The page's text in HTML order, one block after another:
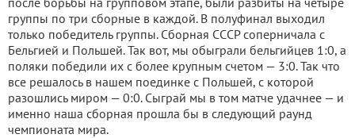
группы по три сборные в каждой. В полуфинал выходил
только победитель группы. Сборная СССР соперничала с
Бельгией и Польшей. Так вот, мы обыграли бельгийцев 1:0, а
поляки победили их с более крупным счетом — 3:0. Так что
все решалось в нашем поединке с Польшей, с которой
разошлись миром — 0:0. Сыграй мы в том матче удачнее — и
именно наша сборная прошла бы в следующий раунд
чемпионата мира.